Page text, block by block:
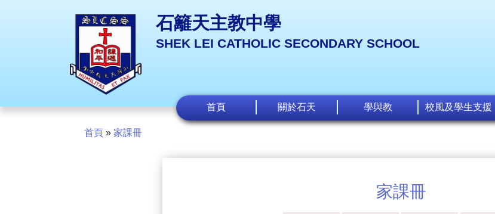
石籬天主教中學
SHEK LEI CATHOLIC SECONDARY SCHOOL
首頁 關於石天 學與教 校風及學生支援
首頁 » 家課冊
家課冊